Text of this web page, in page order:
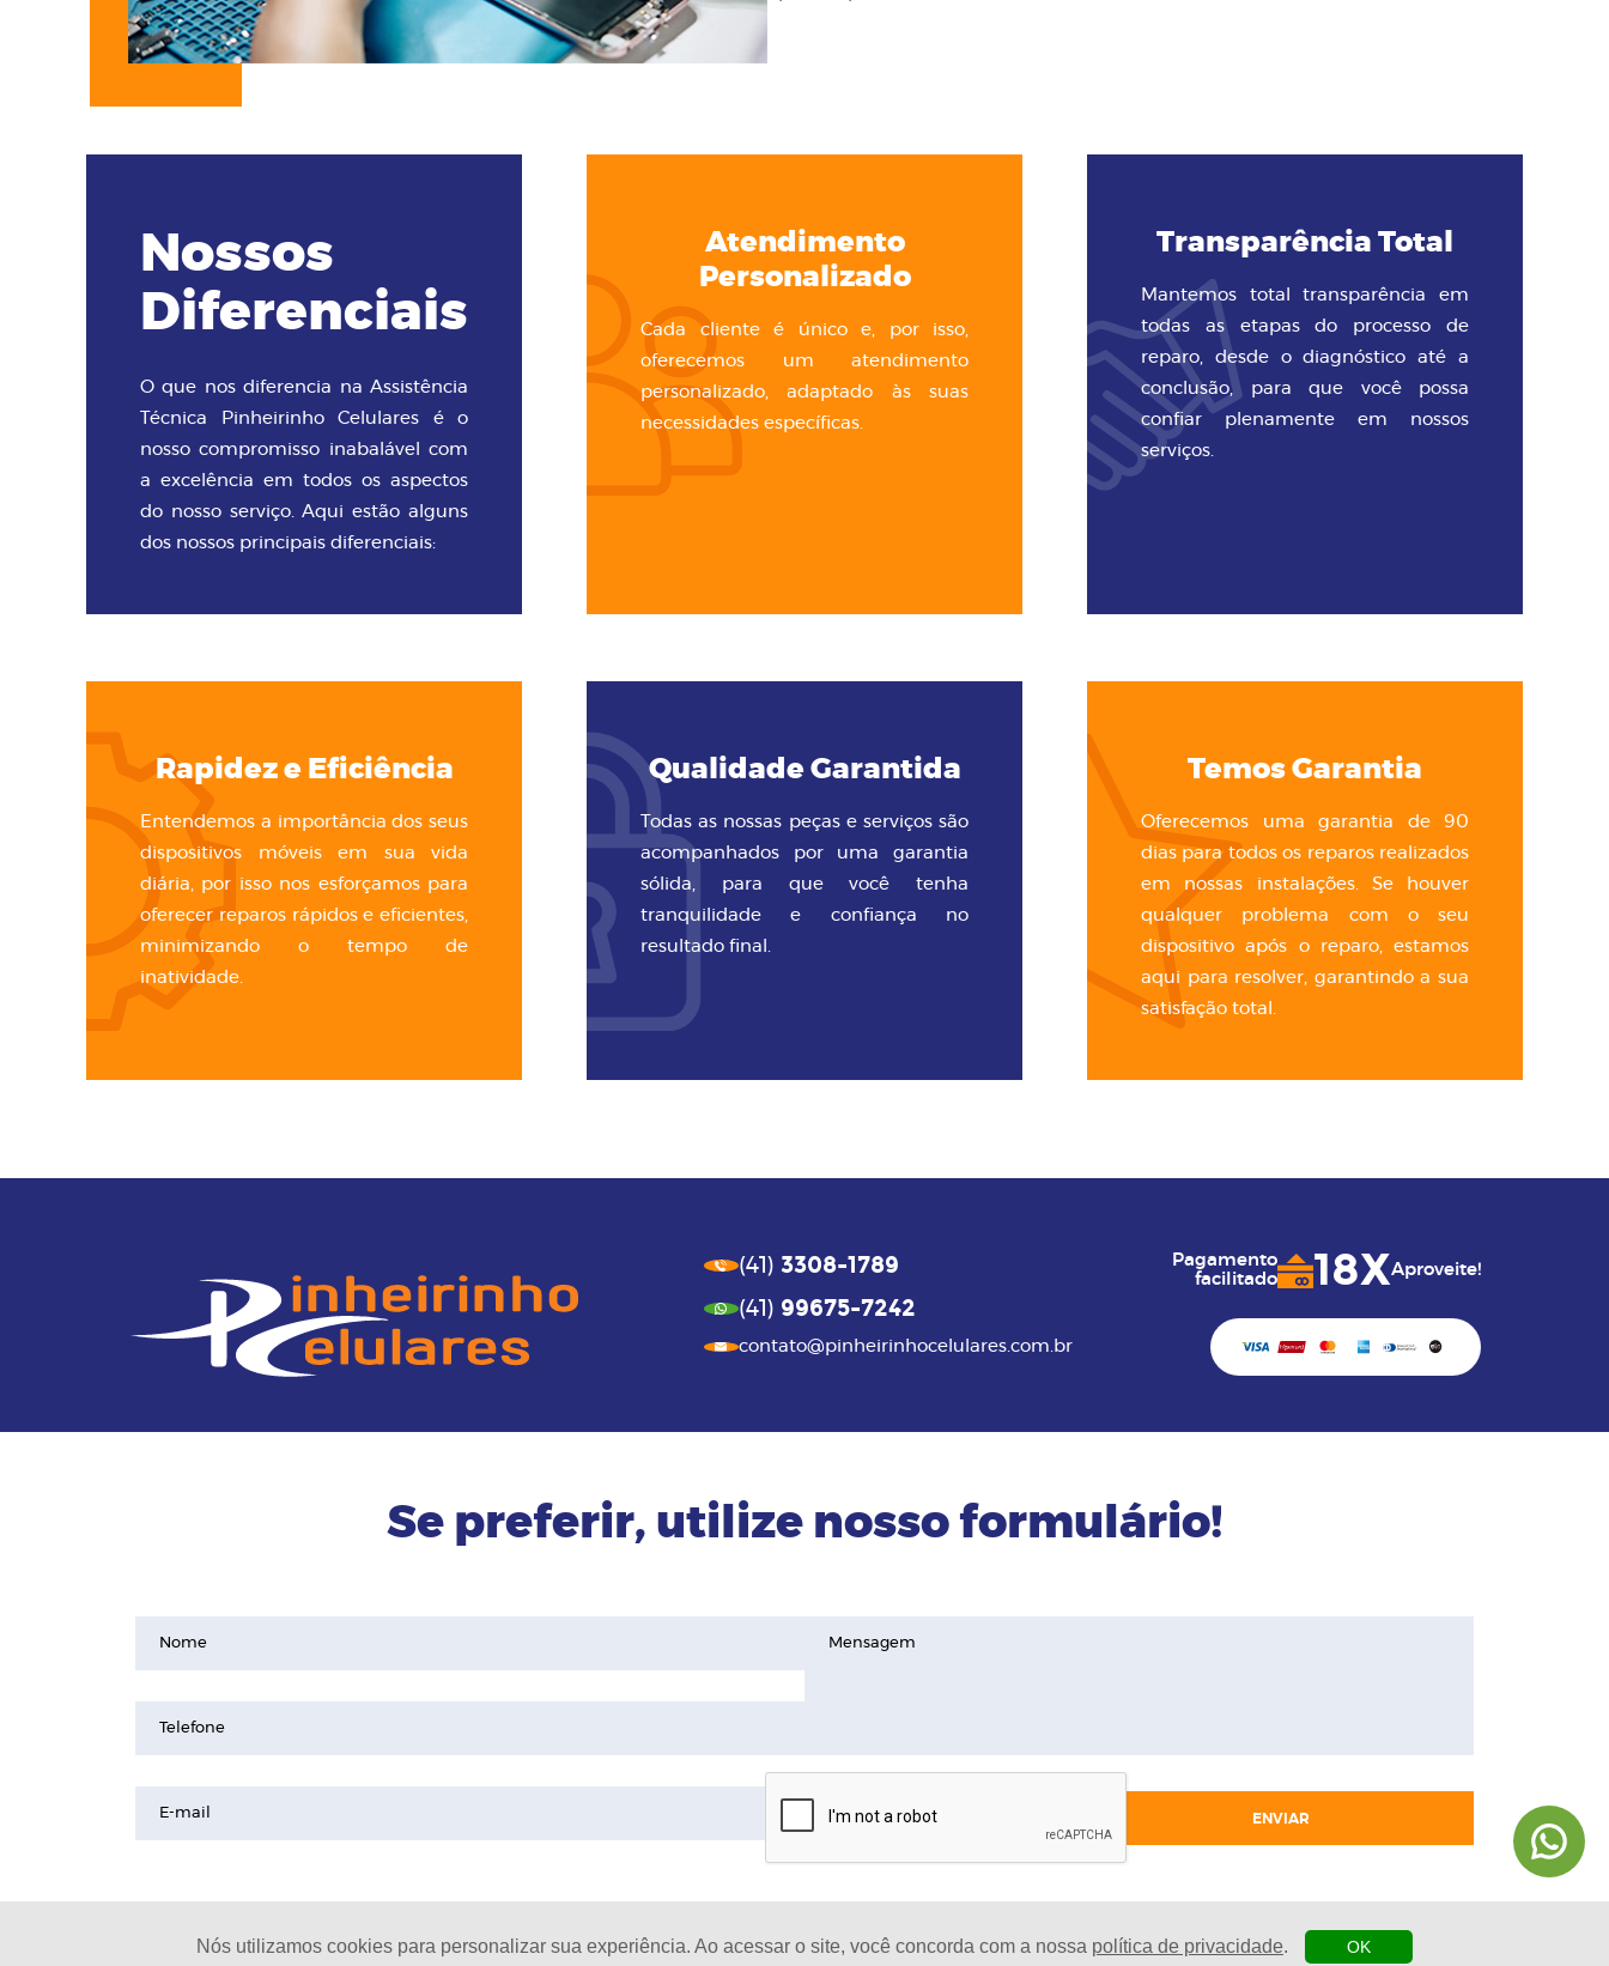
Nossos
Diferenciais
O que nos diferencia na Assistência
Técnica Pinheirinho Celulares é o
nosso compromisso inabalável com
a excelência em todos os aspectos
do nosso serviço. Aqui estão alguns
dos nossos principais diferenciais:
Atendimento
Personalizado
Cada cliente é único e, por isso,
oferecemos um atendimento
personalizado, adaptado às suas
necessidades específicas.
Transparência Total
Mantemos total transparência em
todas as etapas do processo de
reparo, desde o diagnóstico até a
conclusão, para que você possa
confiar plenamente em nossos
serviços.
Rapidez e Eficiência
Entendemos a importância dos seus
dispositivos móveis em sua vida
diária, por isso nos esforçamos para
oferecer reparos rápidos e eficientes,
minimizando o tempo de
inatividade.
Qualidade Garantida
Todas as nossas peças e serviços são
acompanhados por uma garantia
sólida, para que você tenha
tranquilidade e confiança no
resultado final.
Temos Garantia
Oferecemos uma garantia de 90
dias para todos os reparos realizados
em nossas instalações. Se houver
qualquer problema com o seu
dispositivo após o reparo, estamos
aqui para resolver, garantindo a sua
satisfação total.
(41) 3308-1789
(41) 99675-7242
contato@pinheirinhocelulares.com.br
Pagamento
facilitado
18XAproveite!
Se preferir, utilize nosso formulário!
Nome
Telefone
E-mail
Mensagem
ENVIAR
Nós utilizamos cookies para personalizar sua experiência. Ao acessar o site, você concorda com a nossa política de privacidade. OK